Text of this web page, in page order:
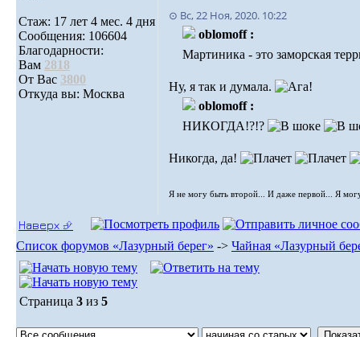
Стаж: 17 лет 4 мес. 4 дня
Сообщения: 106604
Благодарности:
Вам 2818
От Вас 3800
Откуда вы: Москва
⊙ Вс, 22 Ноя, 2020. 10:22
oblomoff :
Мартиника - это заморская
Ну, я так и думала.
oblomoff :
НИКОГДА!?!?
Никогда, да!
Я не могу быть второй... И даже первой... Я
Наверх ⮵
Список форумов «Лазурный берег» -> Чайная «Лазурный
Страница 3 из 5